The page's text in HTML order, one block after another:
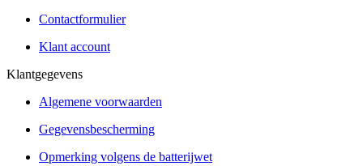
Contactformulier
Klant account
Klantgegevens
Algemene voorwaarden
Gegevensbescherming
Opmerking volgens de batterijwet